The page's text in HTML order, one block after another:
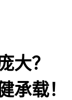
大？
承载！